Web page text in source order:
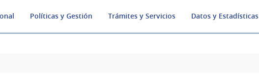
Políticas y Gestión Trámites y Servicios Datos y Estadísticas